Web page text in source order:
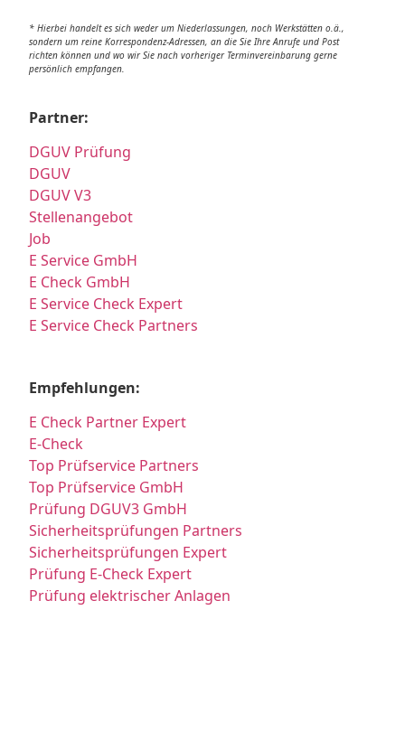
* Hierbei handelt es sich weder um Niederlassungen, noch Werkstätten o.ä.,
sondern um reine Korrespondenz-Adressen, an die Sie Ihre Anrufe und Post
richten können und wo wir Sie nach vorheriger Terminvereinbarung gerne
persönlich empfangen.
Partner:
DGUV Prüfung
DGUV
DGUV V3
Stellenangebot
Job
E Service GmbH
E Check GmbH
E Service Check Expert
E Service Check Partners
Empfehlungen:
E Check Partner Expert
E-Check
Top Prüfservice Partners
Top Prüfservice GmbH
Prüfung DGUV3 GmbH
Sicherheitsprüfungen Partners
Sicherheitsprüfungen Expert
Prüfung E-Check Expert
Prüfung elektrischer Anlagen